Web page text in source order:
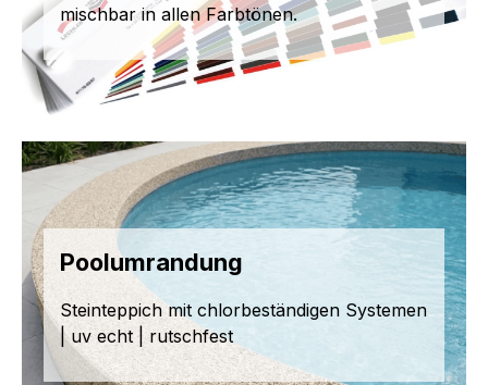
mischbar in allen Farbtönen.
Poolumrandung
Steinteppich mit chlorbeständigen Systemen
| uv echt | rutschfest